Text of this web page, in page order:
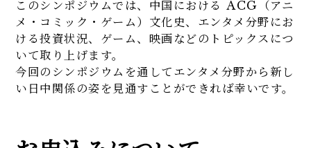
このシンポジウムでは、中国における ACG（アニ
メ・コミック・ゲーム）文化史、エンタメ分野にお
ける投資状況、ゲーム、映画などのトピックスにつ
いて取り上げます。
今回のシンポジウムを通してエンタメ分野から新し
い日中関係の姿を見通すことができれば幸いです。